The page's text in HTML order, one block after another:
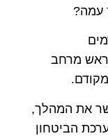
עמה?
ראש מרחב
את המהלך,
הביטחון